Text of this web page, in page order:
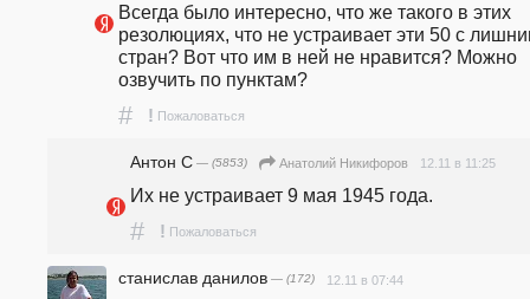
Всегда было интересно, что же такого в этих
резолюциях, что не устраивает эти 50 с
стран? Вот что им в ней не нравится? Можно
озвучить по пунктам?
# ! Пожаловаться
Антон С — (5853) Анатолий Никифоров 12.11 в 11:25
Их не устраивает 9 мая 1945 года.
# ! Пожаловаться
станислав данилов — (172) 12.11 в 07:44